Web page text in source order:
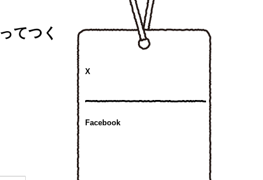
てつく
X
Facebook